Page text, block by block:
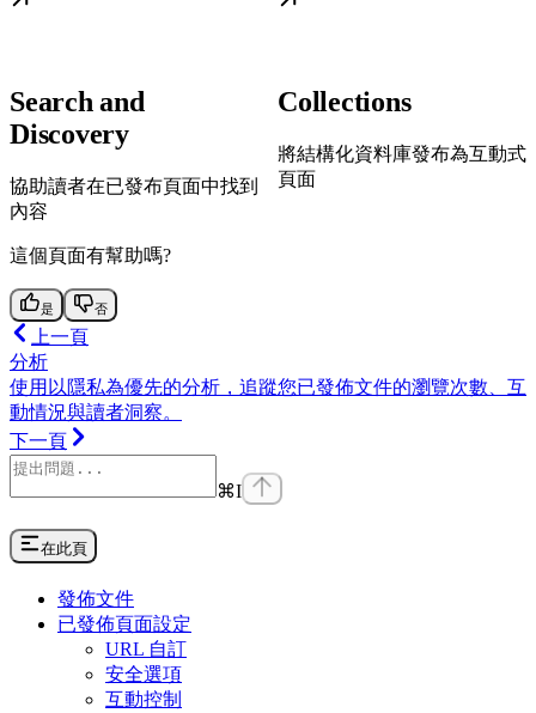
Search and
Discovery
協助讀者在已發布頁面中找到
內容
Collections
將結構化資料庫發布為互動式
頁面
這個頁面有幫助嗎?
是 否
上一頁
分析
使用以隱私為優先的分析，追蹤您已發佈文件的瀏覽次數、互
動情況與讀者洞察。
下一頁
⌘I
在此頁
發佈文件
已發佈頁面設定
URL 自訂
安全選項
互動控制